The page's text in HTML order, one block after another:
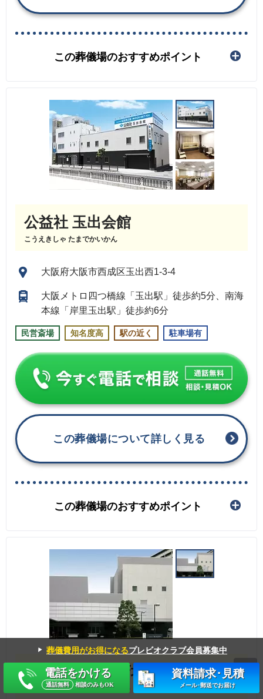
この葬儀場のおすすめポイント
公益社 玉出会館
こうえきしゃ たまでかいかん
大阪府大阪市西成区玉出西1-3-4
大阪メトロ四つ橋線「玉出駅」徒歩約5分、南海
本線「岸里玉出駅」徒歩約6分
民営斎場 知名度高 駅の近く 駐車場有
この葬儀場について詳しく見る
この葬儀場のおすすめポイント
大阪市立 鶴見斎場
おおさかしりつ つるみさいじょう
▼ 葬儀費用がお得になるプレビオクラブ会員募集中
電話をかける
通話無料 相談のみもOK
資料請求･見積
メール･郵送でお届け